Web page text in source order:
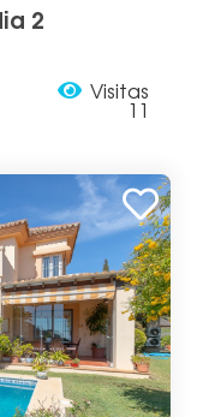
2
Visitas
11